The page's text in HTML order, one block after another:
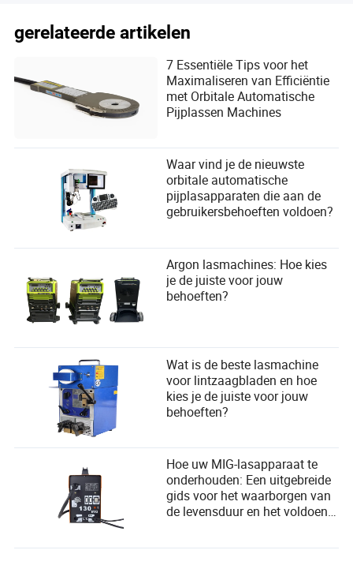
gerelateerde artikelen
7 Essentiële Tips voor het
Maximaliseren van Efficiëntie
met Orbitale Automatische
Pijplassen Machines
Waar vind je de nieuwste
orbitale automatische
pijplasapparaten die aan de
gebruikersbehoeften voldoen?
Argon lasmachines: Hoe kies
je de juiste voor jouw
behoeften?
Wat is de beste lasmachine
voor lintzaagbladen en hoe
kies je de juiste voor jouw
behoeften?
Hoe uw MIG-lasapparaat te
onderhouden: Een uitgebreide
gids voor het waarborgen van
de levensduur en het voldoen